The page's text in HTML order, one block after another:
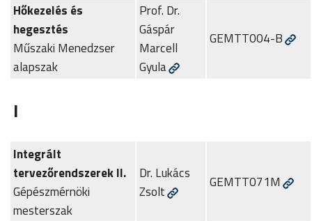
Hőkezelés és
hegesztés
Műszaki Menedzser
alapszak
Prof. Dr.
Gáspár
Marcell
Gyula
GEMTT004-B
I
Integrált
tervezőrendszerek II.
Gépészmérnöki
mesterszak
Dr. Lukács
Zsolt
GEMTT071M